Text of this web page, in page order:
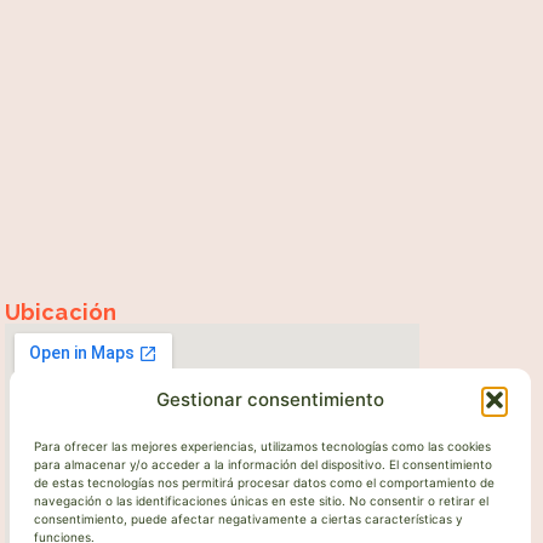
Gestionar consentimiento
Para ofrecer las mejores experiencias, utilizamos tecnologías como las cookies
para almacenar y/o acceder a la información del dispositivo. El consentimiento
de estas tecnologías nos permitirá procesar datos como el comportamiento de
navegación o las identificaciones únicas en este sitio. No consentir o retirar el
consentimiento, puede afectar negativamente a ciertas características y
funciones.
Ubicación